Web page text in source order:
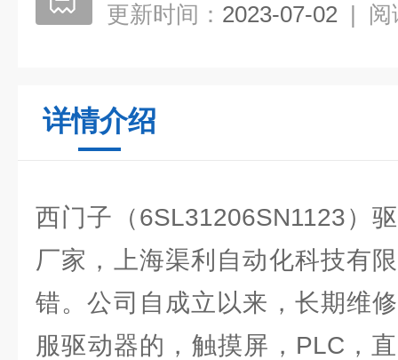
更新时间： 2023-07-02 | 阅
详情介绍
西门子（6SL31206SN1123）
厂家，上海渠利自动化科技有
错。公司自成立以来，长期维
服驱动器的，触摸屏，PLC，